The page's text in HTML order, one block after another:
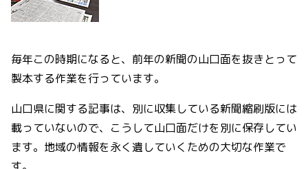
毎年この時期になると、前年の新聞の山口面を抜きとって
製本する作業を行っています。
山口県に関する記事は、別に収集している新聞縮刷版には
載っていないので、こうして山口面だけを別に保存してい
ます。地域の情報を永く遺していくための大切な作業で